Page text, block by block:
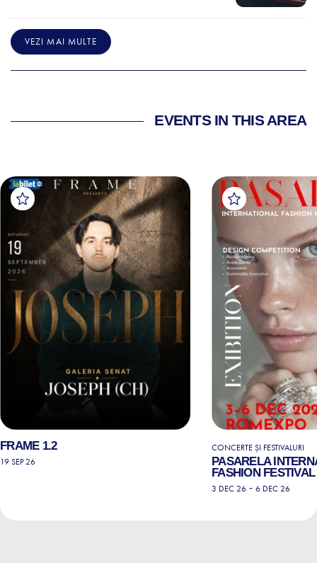
VEZI MAI MULTE
EVENTS IN THIS AREA
FRAME 1.2
19 SEP 26
CONCERTE ȘI FESTIVALURI
PASARELA
FASHION
3 DEC 26 - 6 DEC 26